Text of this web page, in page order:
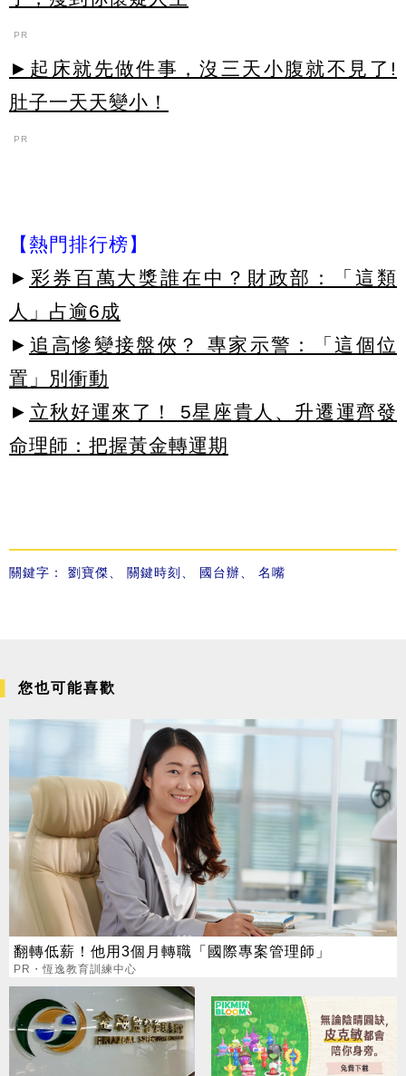
PR
►起床就先做件事，沒三天小腹就不見了!
肚子一天天變小！
PR
【熱門排行榜】
► 彩券百萬大獎誰在中？財政部：「這類
人」占逾6成
► 追高慘變接盤俠？ 專家示警：「這個位
置」別衝動
► 立秋好運來了！ 5星座貴人、升遷運齊發
命理師：把握黃金轉運期
關鍵字： 劉寶傑 關鍵時刻 國台辦 名嘴
您也可能喜歡
翻轉低薪！他用3個月轉職「國際專案管理師」
PR・恆逸教育訓練中心